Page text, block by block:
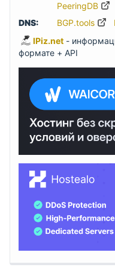
PeeringDB
DNS:
BGP.tools
IPiz.net -
формате + API